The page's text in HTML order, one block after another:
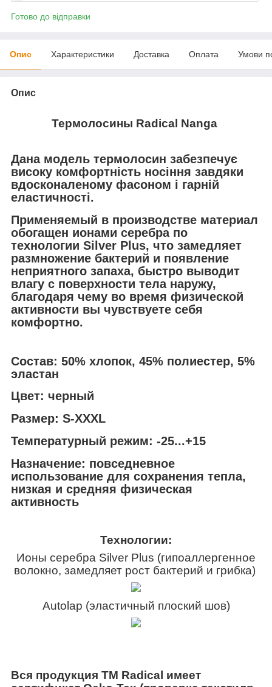
Готово до відправки
Опис Характеристики Доставка Оплата Умови
Опис
Термолосины Radical Nanga
Дана модель термолосин забезпечує
високу комфортність носіння завдяки
вдосконаленому фасоном і гарній
еластичності.
Применяемый в производстве материал
обогащен ионами серебра по
технологии Silver Plus, что замедляет
размножение бактерий и появление
неприятного запаха, быстро выводит
влагу с поверхности тела наружу,
благодаря чему во время физической
активности вы чувствуете себя
комфортно.
Состав: 50% хлопок, 45% полиестер, 5%
эластан
Цвет: черный
Размер: S-XXXL
Температурный режим: -25...+15
Назначение: повседневное
использование для сохранения тепла,
низкая и средняя физическая
активность
Технологии:
Ионы серебра Silver Plus (гипоаллергенное
волокно, замедляет рост бактерий и грибка)
Autolap (эластичный плоский шов)
Вся продукция ТМ Radical имеет